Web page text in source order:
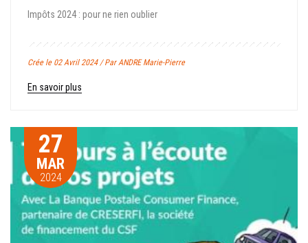
Impôts 2024 : pour ne rien oublier
Crée le 02 Avril 2024 / Par ANDRE Marie-Pierre
En savoir plus
27
MAR
2024